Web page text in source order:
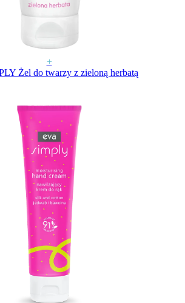
+
Żel do twarzy z zieloną herbatą